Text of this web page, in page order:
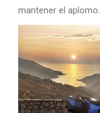
mantener el aplomo.